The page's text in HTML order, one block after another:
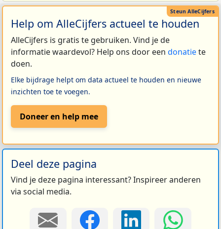
Help om AlleCijfers actueel te houden
AlleCijfers is gratis te gebruiken. Vind je de
informatie waardevol? Help ons door een donatiete
doen.
Elke bijdrage helpt om data actueel te houden en nieuwe
inzichten toe te voegen.
Doneer en help mee
Deel deze pagina
Vind je deze pagina interessant? Inspireer anderen
via social media.